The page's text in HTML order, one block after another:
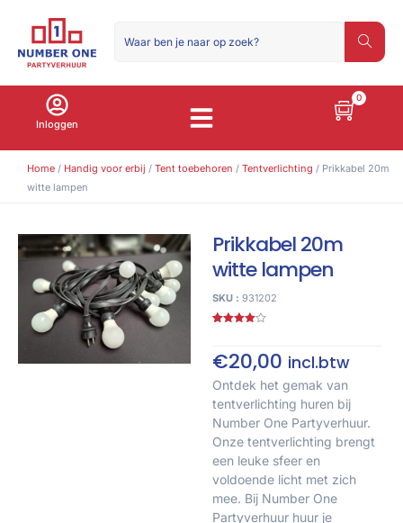
Inloggen
0
Home / Handig voor erbij / Tent toebehoren / Tentverlichting / Prikkabel 20m
witte lampen
Prikkabel 20m
witte lampen
SKU : 931202
gebaseerd
op klant
waarderingen
€20,00 incl.btw
Ontdek het gemak van
tentverlichting huren bij
Number One Partyverhuur.
Onze tentverlichting brengt
een leuke sfeer en
voldoende licht met zich
mee. Bij Number One
Partyverhuur huur je